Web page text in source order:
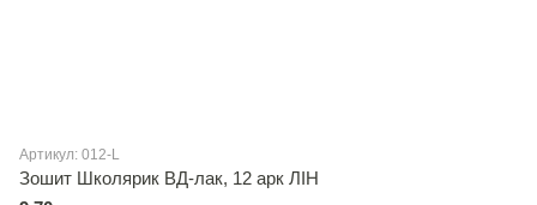
Артикул: 012-L
Зошит Школярик ВД-лак, 12 арк ЛІН